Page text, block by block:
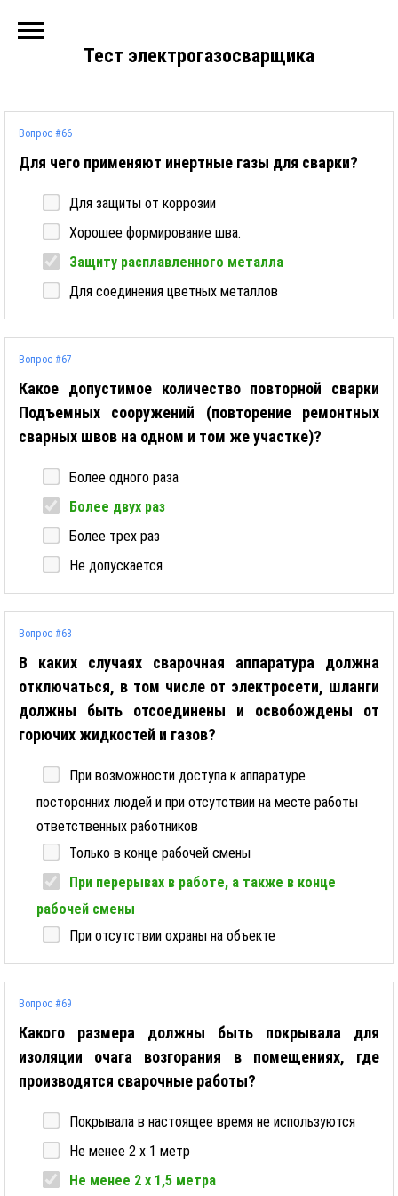
Тест электрогазосварщика
Вопрос #66
Для чего применяют инертные газы для сварки?
Для защиты от коррозии
Хорошее формирование шва.
Защиту расплавленного металла
Для соединения цветных металлов
Вопрос #67
Какое допустимое количество повторной сварки
Подъемных сооружений (повторение ремонтных
сварных швов на одном и том же участке)?
Более одного раза
Более двух раз
Более трех раз
Не допускается
Вопрос #68
В каких случаях сварочная аппаратура должна
отключаться, в том числе от электросети, шланги
должны быть отсоединены и освобождены от
горючих жидкостей и газов?
При возможности доступа к аппаратуре
посторонних людей и при отсутствии на месте работы
ответственных работников
Только в конце рабочей смены
При перерывах в работе, а также в конце
рабочей смены
При отсутствии охраны на объекте
Вопрос #69
Какого размера должны быть покрывала для
изоляции очага возгорания в помещениях, где
производятся сварочные работы?
Покрывала в настоящее время не используются
Не менее 2 х 1 метр
Не менее 2 х 1,5 метра